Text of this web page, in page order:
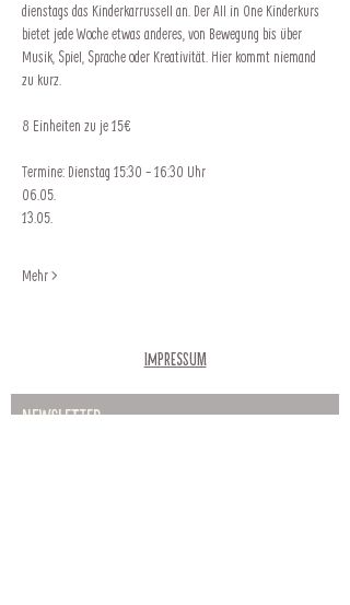
dienstags das Kinderkarrussell an. Der All in One Kinderkurs
bietet jede Woche etwas anderes, von Bewegung bis über
Musik, Spiel, Sprache oder Kreativität. Hier kommt niemand
zu kurz.
8 Einheiten zu je 15€
Termine: Dienstag 15:30 - 16:30 Uhr
06.05.
13.05.
Mehr >
Impressum
Newsletter